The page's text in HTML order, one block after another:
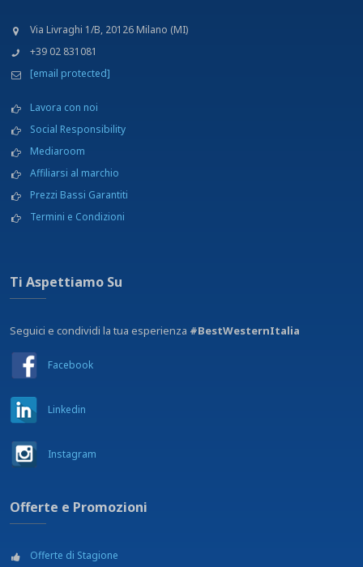
Via Livraghi 1/B, 20126 Milano (MI)
+39 02 831081
[email protected]
Lavora con noi
Social Responsibility
Mediaroom
Affiliarsi al marchio
Prezzi Bassi Garantiti
Termini e Condizioni
Ti Aspettiamo Su
Seguici e condividi la tua esperienza #BestWesternItalia
Facebook
Linkedin
Instagram
Offerte e Promozioni
Offerte di Stagione